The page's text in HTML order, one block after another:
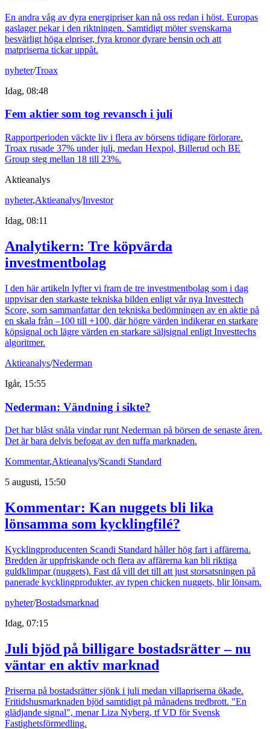
En andra våg av dyra energipriser kan nå oss redan i höst. Europas
gaslager pekar i den riktningen. Samtidigt möter svenskarna
besvärligt höga elpriser, fyra kronor dyrare bensin och att
matpriserna tickar uppåt.
nyheter/Troax
Idag, 08:48
Fem aktier som tog revansch i juli
Rapportperioden väckte liv i flera av börsens tidigare förlorare.
Troax rusade 37% under juli, medan Hexpol, Billerud och BE
Group steg mellan 18 till 23%.
Aktieanalys
nyheter,Aktieanalys/Investor
Idag, 08:11
Analytikern: Tre köpvärda
investmentbolag
I den här artikeln lyfter vi fram de tre investmentbolag som i dag
uppvisar den starkaste tekniska bilden enligt vår nya Investtech
Score, som sammanfattar den tekniska bedömningen av en aktie på
en skala från –100 till +100, där högre värden indikerar en starkare
köpsignal och lägre värden en starkare säljsignal enligt Investtechs
algoritmer.
Aktieanalys/Nederman
Igår, 15:55
Nederman: Vändning i sikte?
Det har blåst snåla vindar runt Nederman på börsen de senaste åren.
Det är bara delvis befogat av den tuffa marknaden.
Kommentar,Aktieanalys/Scandi Standard
5 augusti, 15:50
Kommentar: Kan nuggets bli lika
lönsamma som kycklingfilé?
Kycklingproducenten Scandi Standard håller hög fart i affärerna.
Bredden är uppfriskande och flera av affärerna kan bli riktiga
guldklimpar (nuggets). Fast då vill det till att just storsatsningen på
panerade kycklingprodukter, av typen chicken nuggets, blir lönsam.
nyheter/Bostadsmarknad
Idag, 07:15
Juli bjöd på billigare bostadsrätter – nu
väntar en aktiv marknad
Priserna på bostadsrätter sjönk i juli medan villapriserna ökade.
Fritidshusmarknaden bjöd samtidigt på månadens tredbrott. "En
glädjande signal", menar Liza Nyberg, tf VD för Svensk
Fastighetsförmedling.